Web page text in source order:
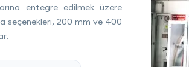
entegre edilmek üzere
seçenekleri, 200 mm ve 400